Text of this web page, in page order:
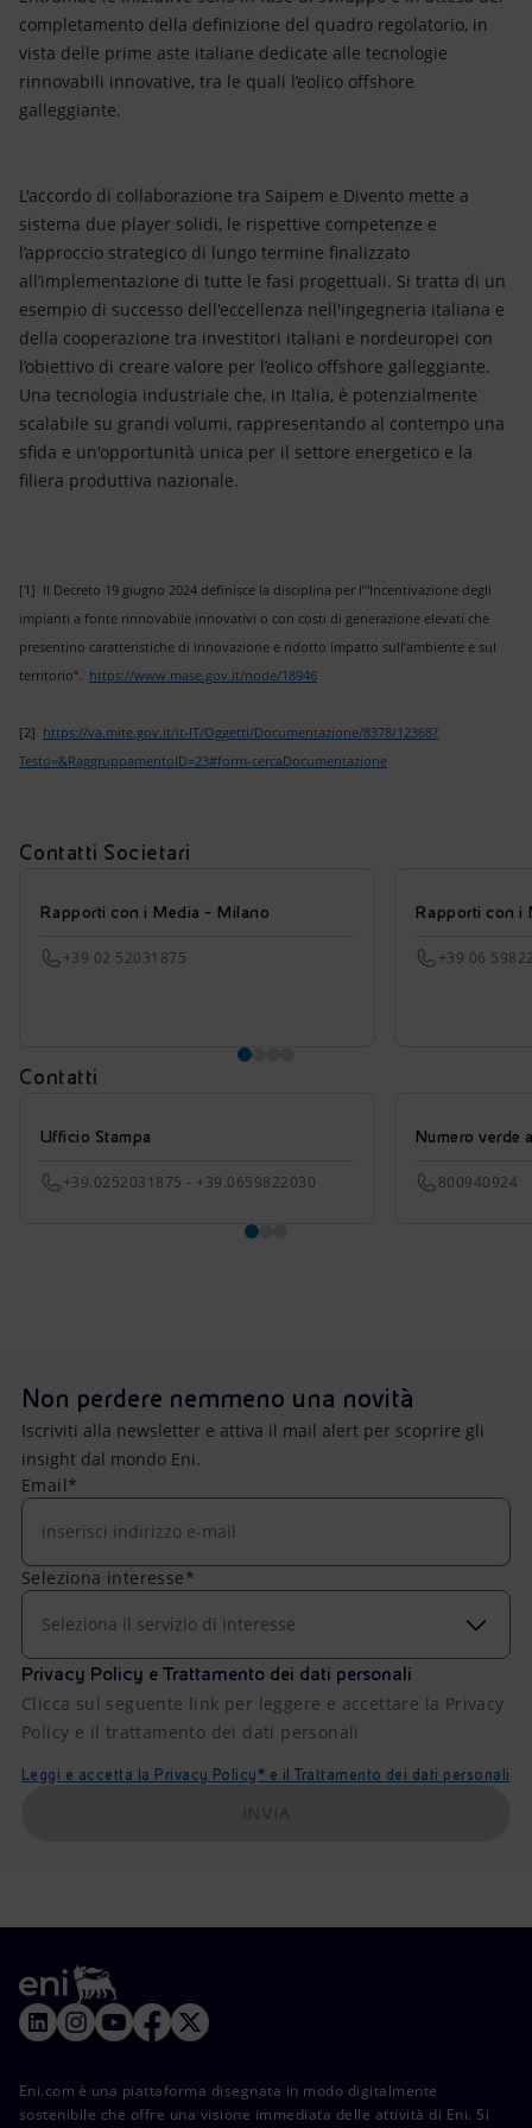
completamento della definizione del quadro regolatorio, in
vista delle prime aste italiane dedicate alle tecnologie
rinnovabili innovative, tra le quali l’eolico offshore
galleggiante.
L'accordo di collaborazione tra Saipem e Divento mette a
sistema due player solidi, le rispettive competenze e
l’approccio strategico di lungo termine finalizzato
all’implementazione di tutte le fasi progettuali. Si tratta di un
esempio di successo dell'eccellenza nell'ingegneria italiana e
della cooperazione tra investitori italiani e nordeuropei con
l’obiettivo di creare valore per l’eolico offshore galleggiante.
Una tecnologia industriale che, in Italia, è potenzialmente
scalabile su grandi volumi, rappresentando al contempo una
sfida e un'opportunità unica per il settore energetico e la
filiera produttiva nazionale.
[1] Il Decreto 19 giugno 2024 definisce la disciplina per l’"Incentivazione degli
impianti a fonte rinnovabile innovativi o con costi di generazione elevati che
presentino caratteristiche di innovazione e ridotto impatto sull’ambiente e sul
territorio”. https://www.mase.gov.it/node/18946
[2] https://va.mite.gov.it/it-IT/Oggetti/Documentazione/8378/12368?
Testo=&RaggruppamentoID=23#form-cercaDocumentazione
Contatti Societari
Rapporti con i Media - Milano
+39 02 52031875
Rapporti con i
+39 06
Contatti
Ufficio Stampa
+39.0252031875 - +39.0659822030
Numero verde
800940924
Non perdere nemmeno una novità
Iscriviti alla newsletter e attiva il mail alert per scoprire gli
insight dal mondo Eni.
Email*
Seleziona interesse*
Seleziona il servizio di interesse
Privacy Policy e Trattamento dei dati personali
Clicca sul seguente link per leggere e accettare la Privacy
Policy e il trattamento dei dati personali
Leggi e accetta la Privacy Policy* e il Trattamento dei dati personali
Eni.com è una piattaforma disegnata in modo digitalmente
sostenibile che offre una visione immediata delle attività di Eni. Si